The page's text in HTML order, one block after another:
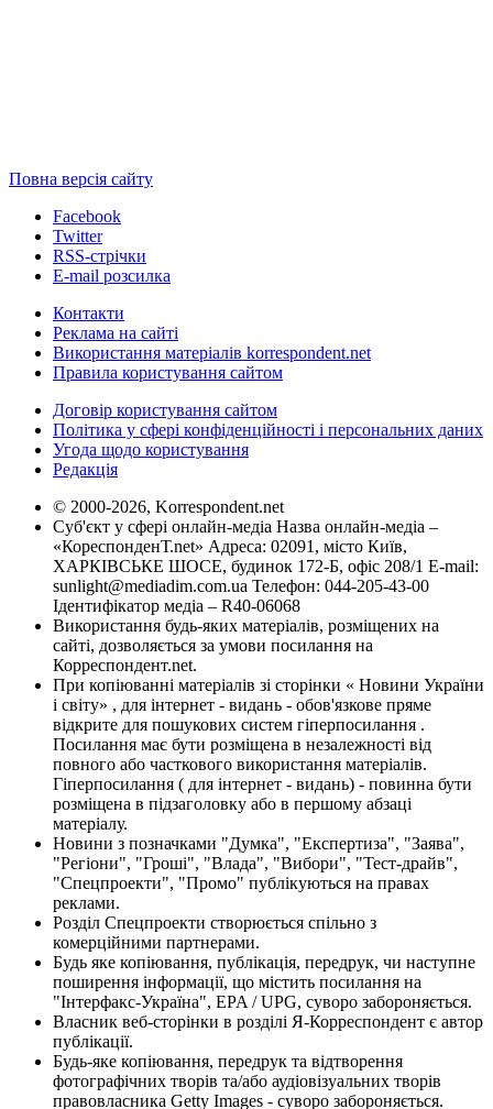
Повна версія сайту
Facebook
Twitter
RSS-стрічки
E-mail розсилка
Контакти
Реклама на сайті
Використання матеріалів korrespondent.net
Правила користування сайтом
Договір користування сайтом
Політика у сфері конфіденційності і персональних даних
Угода щодо користування
Редакція
© 2000-2026, Korrespondent.net
Суб'єкт у сфері онлайн-медіа Назва онлайн-медіа –
«КореспонденТ.net» Адреса: 02091, місто Київ,
ХАРКІВСЬКЕ ШОСЕ, будинок 172-Б, офіс 208/1 E-mail:
sunlight@mediadim.com.ua Телефон: 044-205-43-00
Ідентифікатор медіа – R40-06068
Використання будь-яких матеріалів, розміщених на
сайті, дозволяється за умови посилання на
Корреспондент.net.
При копіюванні матеріалів зі сторінки « Новини України
і світу» , для інтернет - видань - обов'язкове пряме
відкрите для пошукових систем гіперпосилання .
Посилання має бути розміщена в незалежності від
повного або часткового використання матеріалів.
Гіперпосилання ( для інтернет - видань) - повинна бути
розміщена в підзаголовку або в першому абзаці
матеріалу.
Новини з позначками "Думка", "Експертиза", "Заява",
"Регіони", "Гроші", "Влада", "Вибори", "Тест-драйв",
"Спецпроекти", "Промо" публікуються на правах
реклами.
Розділ Спецпроекти створюється спільно з
комерційними партнерами.
Будь яке копіювання, публікація, передрук, чи наступне
поширення інформації, що містить посилання на
"Інтерфакс-Україна", EPA / UPG, суворо забороняється.
Власник веб-сторінки в розділі Я-Корреспондент є автор
публікації.
Будь-яке копіювання, передрук та відтворення
фотографічних творів та/або аудіовізуальних творів
правовласника Getty Images - суворо забороняється.